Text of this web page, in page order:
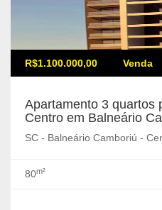
R$1.100.000,00 Venda
Apartamento 3 quartos
Centro em Balneário
SC - Balneário Camboriú -
80m²